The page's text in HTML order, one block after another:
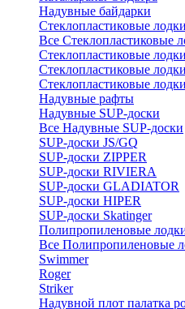
Надувные байдарки
Стеклопластиковые лодки
Все Стеклопластиковые
Стеклопластиковые
Стеклопластиковые
Стеклопластиковые
Надувные рафты
Надувные SUP-доски
Все Надувные SUP-доски
SUP-доски JS/GQ
SUP-доски ZIPPER
SUP-доски RIVIERA
SUP-доски GLADIATOR
SUP-доски HIPER
SUP-доски Skatinger
Полипропиленовые
Все Полипропиленовые
Swimmer
Roger
Striker
Надувной плот палатка